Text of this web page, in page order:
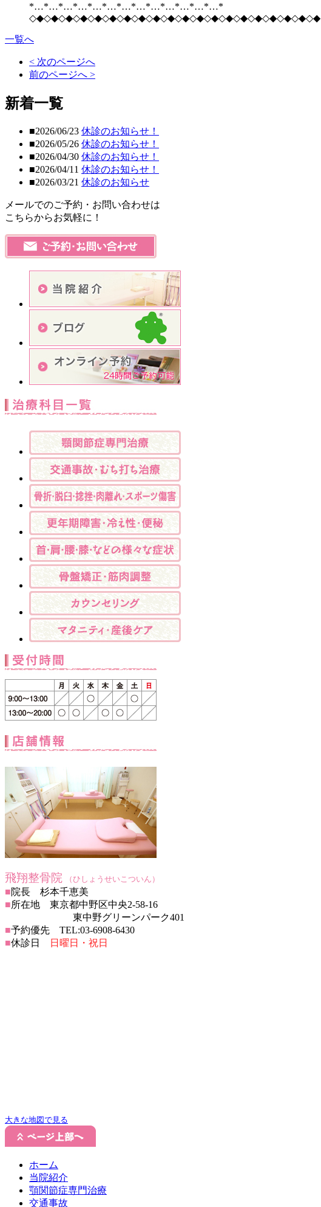
*…*…*…*…*…*…*…*…*…*…*…*…*…*
◇◆◇◆◇◆◇◆◇◆◇◆◇◆◇◆◇◆◇◆◇◆◇◆◇◆◇◆◇◆◇◆◇◆◇◆◇◆◇◆
一覧へ
< 次のページへ
前のページへ >
新着一覧
■2026/06/23 休診のお知らせ！
■2026/05/26 休診のお知らせ！
■2026/04/30 休診のお知らせ！
■2026/04/11 休診のお知らせ！
■2026/03/21 休診のお知らせ
メールでのご予約・お問い合わせは
こちらからお気軽に！
飛翔整骨院 （ひしょうせいこついん）
■院長 杉本千恵美
■所在地 東京都中野区中央2-58-16
東中野グリーンパーク401
■予約優先 TEL:03-6908-6430
■休診日 日曜日・祝日
大きな地図で見る
ホーム
当院紹介
顎関節症専門治療
交通事故